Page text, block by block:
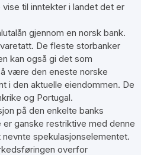
til inntekter i landet det er
gjennom en norsk bank.
De fleste storbanker
kan også gi det som
være den eneste norske
i den aktuelle eiendommen. De
og Portugal.
på den enkelte banks
ganske restriktive med denne
spekulasjonselementet.
overfor